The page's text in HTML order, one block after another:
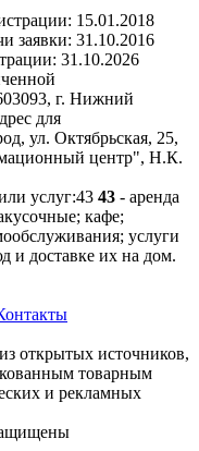
15.01.2018
заявки: 31.10.2016
31.10.2026
г. Нижний
для
ул. Октябрьская, 25,
центр", Н.К.
услуг:43 43 - аренда
кафе;
услуги
и доставке их на дом.
открытых источников,
товарным
и рекламных